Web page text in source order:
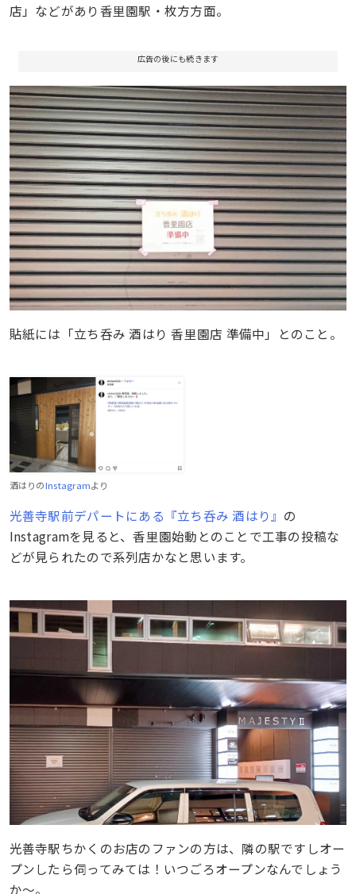
店」などがあり香里園駅・枚方方面。
広告の後にも続きます
貼紙には「立ち呑み 酒はり 香里園店 準備中」とのこと。
酒はりのInstagramより
光善寺駅前デパートにある『立ち呑み 酒はり』 の
Instagramを見ると、香里園始動とのことで工事の投稿な
どが見られたので系列店かなと思います。
光善寺駅ちかくのお店のファンの方は、隣の駅ですしオー
プンしたら伺ってみては！いつごろオープンなんでしょう
か〜。